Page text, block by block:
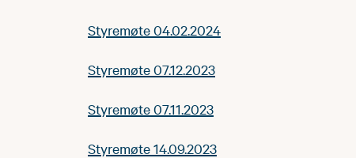
Styremøte 04.02.2024
Styremøte 07.12.2023
Styremøte 07.11.2023
Styremøte 14.09.2023